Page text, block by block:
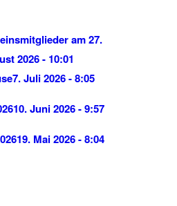
am 27.
2026 - 10:01
7. Juli 2026 - 8:05
10. Juni 2026 - 9:57
19. Mai 2026 - 8:04